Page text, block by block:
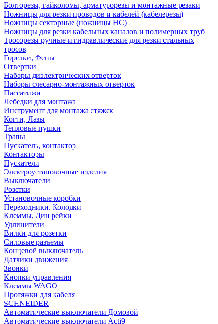
Болторезы, гайколомы, арматурорезы и монтажные резаки
Ножницы для резки проводов и кабелей (кабелерезы)
Ножницы секторные (ножницы НС)
Ножницы для резки кабельных каналов и полимерных труб
Тросорезы ручные и гидравлические для резки стальных
тросов
Горелки, Фены
Отвертки
Наборы диэлектрических отверток
Наборы слесарно-монтажных отверток
Пассатижи
Лебедки для монтажа
Инструмент для монтажа стяжек
Когти, Лазы
Тепловые пушки
Трапы
Пускатель, контактор
Контакторы
Пускатели
Электроустановочные изделия
Выключатели
Розетки
Установочные коробки
Переходники, Колодки
Клеммы, Дин рейки
Удлинители
Вилки для розетки
Силовые разъемы
Концевой выключатель
Датчики движения
Звонки
Кнопки управления
Клеммы WAGO
Протяжки для кабеля
SCHNEIDER
Автоматические выключатели Домовой
Автоматические выключатели Acti9